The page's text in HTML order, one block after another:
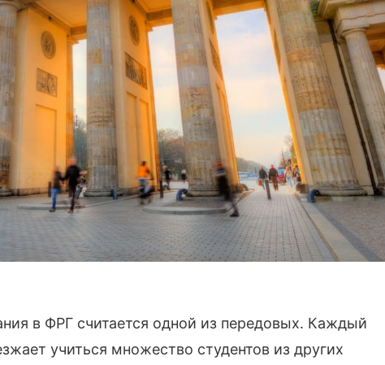
в ФРГ считается одной из передовых. Каждый
учиться множество студентов из других